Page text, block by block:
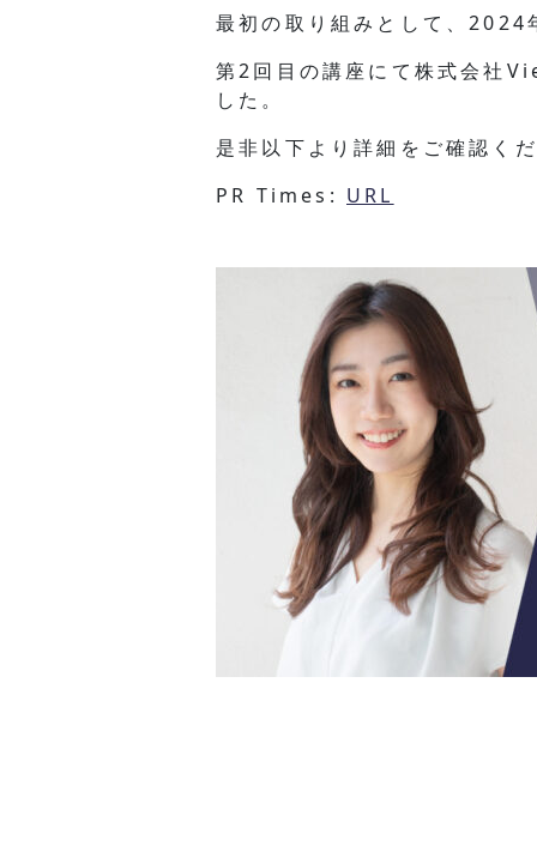
最初の取り組みとして、
第2回目の講座にて株式会社
した。
是非以下より詳細をご確認く
PR Times: URL